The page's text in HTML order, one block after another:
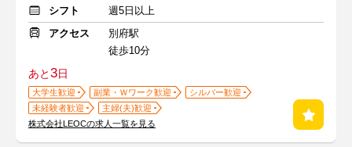
シフト
週5日以上
アクセス
別府駅
徒歩10分
あと3日
大学生歓迎 副業・Ｗワーク歓迎
シルバー歓迎
未経験者歓迎
主婦(夫)歓迎
株式会社LEOCの求人一覧を見る